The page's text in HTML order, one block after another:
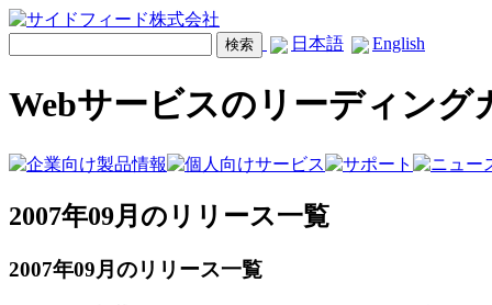
日本語 English
Webサービスのリーディング
2007年09月のリリース一覧
2007年09月のリリース一覧